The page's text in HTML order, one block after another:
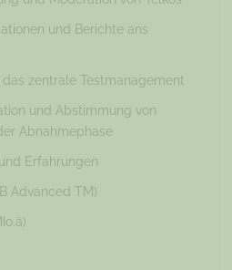
und Berichte ans
zentrale Testmanagement
und Abstimmung von
Abnahmephase
Erfahrungen
Advanced TM)